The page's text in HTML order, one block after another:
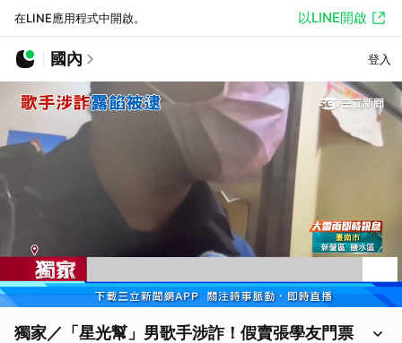
在LINE應用程式中開啟。 以LINE開啟
國內 登入
獨家／「星光幫」男歌手涉詐！假賣張學友門票